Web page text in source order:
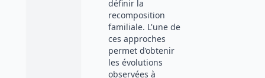
définir la
recomposition
familiale. L'une de
ces approches
permet d’obtenir
les évolutions
observées à